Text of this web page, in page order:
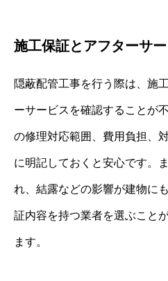
施工保証とアフターサ
隠蔽配管工事を行う際は、施
ーサービスを確認することが
の修理対応範囲、費用負担、
に明記しておくと安心です。
れ、結露などの影響が建物に
証内容を持つ業者を選ぶこと
ます。